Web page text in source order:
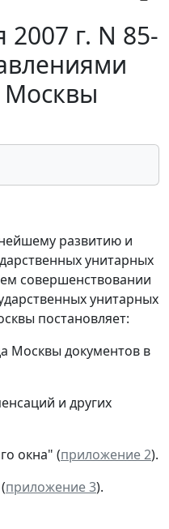
г. N 85-
Москвы
развитию и
унитарных
совершенствовании
унитарных
постановляет:
Москвы документов в
и других
окна" (приложение 2).
приложение 3).